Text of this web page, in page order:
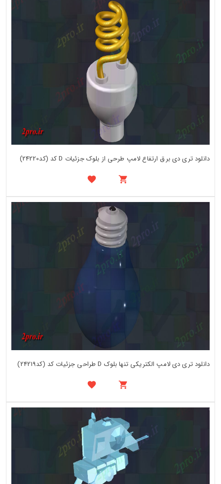
دانلود تری دی برق ارتفاع لامپ طرحی از بلوک جزئیات D کد (کد24220)
دانلود تری دی لامپ الکتریکی تنها بلوک D طراحی جزئیات کد (کد24219)